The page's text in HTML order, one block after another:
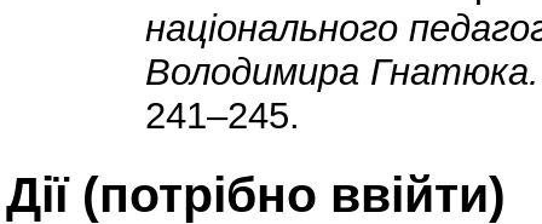
національного
Володимира Гнатюка.
241–245.
Дії ​​(потрібно ввійти)